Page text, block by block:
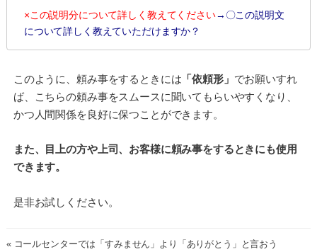
×この説明分について詳しく教えてください→〇この説明文
について詳しく教えていただけますか？
このように、頼み事をするときには 「依頼形」 でお願いすれ
ば、こちらの頼み事をスムースに聞いてもらいやすくなり、
かつ人間関係を良好に保つことができます。
また、目上の方や上司、お客様に頼み事をするときにも使用
できます。
是非お試しください。
« コールセンターでは「すみません」より「ありがとう」と言おう